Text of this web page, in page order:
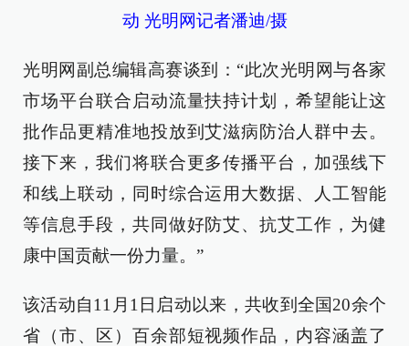
动 光明网记者潘迪/摄
光明网副总编辑高赛谈到：“此次光明网与各家
市场平台联合启动流量扶持计划，希望能让这
批作品更精准地投放到艾滋病防治人群中去。
接下来，我们将联合更多传播平台，加强线下
和线上联动，同时综合运用大数据、人工智能
等信息手段，共同做好防艾、抗艾工作，为健
康中国贡献一份力量。”
该活动自11月1日启动以来，共收到全国20余个
省（市、区）百余部短视频作品，内容涵盖了